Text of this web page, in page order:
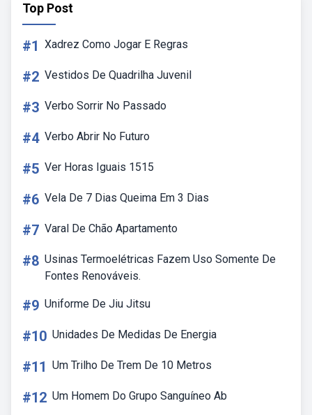
Top Post
#1 Xadrez Como Jogar E Regras
#2 Vestidos De Quadrilha Juvenil
#3 Verbo Sorrir No Passado
#4 Verbo Abrir No Futuro
#5 Ver Horas Iguais 1515
#6 Vela De 7 Dias Queima Em 3 Dias
#7 Varal De Chão Apartamento
#8 Usinas Termoelétricas Fazem Uso Somente De
Fontes Renováveis.
#9 Uniforme De Jiu Jitsu
#10 Unidades De Medidas De Energia
#11 Um Trilho De Trem De 10 Metros
#12 Um Homem Do Grupo Sanguíneo Ab